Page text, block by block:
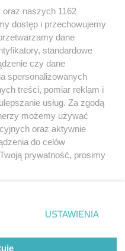
korzystania z portali
Skontakuj sięz nami
Kontakt
Wydawca
Redakcja
naszych 1162
dostęp i przechowujemy
dane
standardowe
czy dane
spersonalizowanych
treści, pomiar reklam i
usług. Za zgodą
możemy używać
oraz aktywnie
do celów
prywatność, prosimy
dolnym rogu strony
danych nie wymagają
sprzeciwić się
będą miały
USTAWIENIA